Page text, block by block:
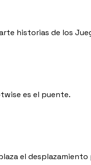
historias de los
es el puente.
el